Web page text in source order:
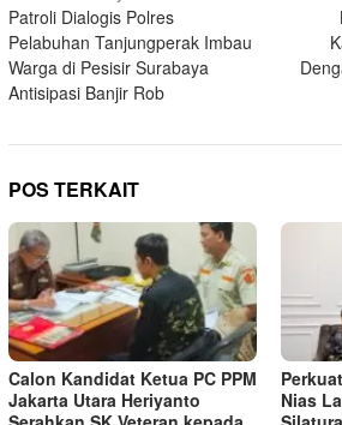
pos
Patroli Dialogis Polres
Pelabuhan Tanjungperak Imbau
Warga di Pesisir Surabaya
Antisipasi Banjir Rob
POS TERKAIT
Calon Kandidat Ketua PC PPM
Jakarta Utara Heriyanto
Nias